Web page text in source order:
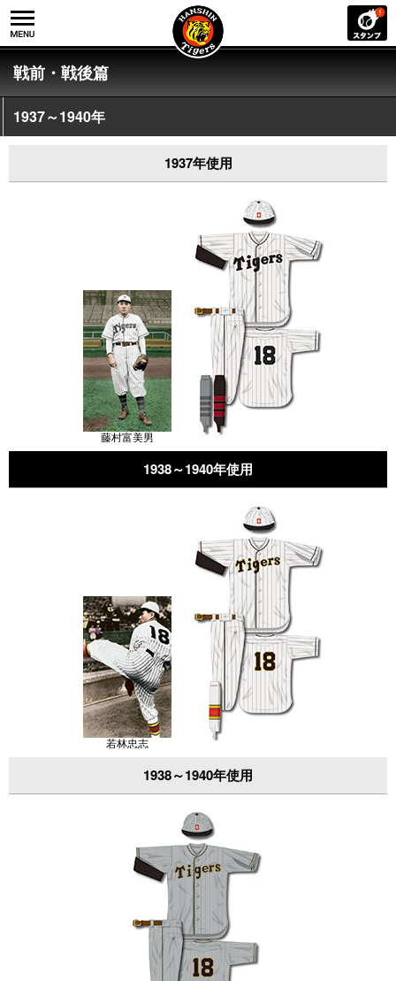
戦前・戦後篇
1937～1940年
1937年使用
藤村富美男
1938～1940年使用
若林忠志
1938～1940年使用